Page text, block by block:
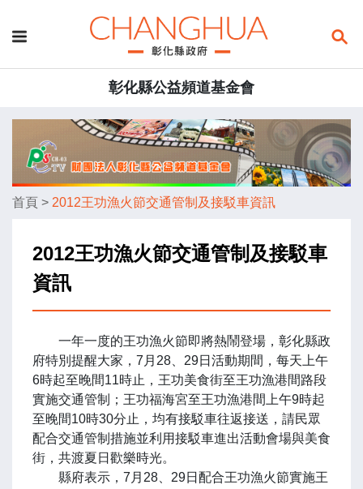
彰化縣公益頻道基金會
首頁 > 2012王功漁火節交通管制及接駁車資訊
2012王功漁火節交通管制及接駁車
資訊
一年一度的王功漁火節即將熱鬧登場，彰化縣政
府特別提醒大家，7月28、29日活動期間，每天上午
6時起至晚間11時止，王功美食街至王功漁港間路段
實施交通管制；王功福海宮至王功漁港間上午9時起
至晚間10時30分止，均有接駁車往返接送，請民眾
配合交通管制措施並利用接駁車進出活動會場與美食
街，共渡夏日歡樂時光。
縣府表示，7月28、29日配合王功漁火節實施王